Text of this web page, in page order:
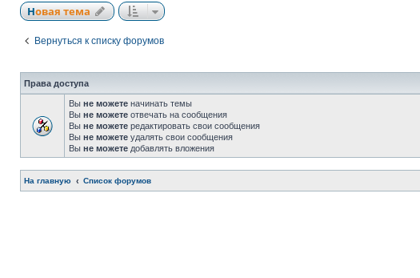
Новая тема
Вернуться к списку форумов
Права доступа
Вы не можете начинать темы
Вы не можете отвечать на сообщения
Вы не можете редактировать свои сообщения
Вы не можете удалять свои сообщения
Вы не можете добавлять вложения
На главную Список форумов